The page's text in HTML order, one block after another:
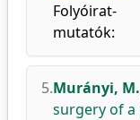
Folyóirat-
mutatók:
5.Murányi, M.
surgery of